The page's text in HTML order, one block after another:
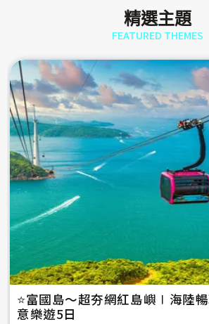
精選主題
FEATURED THEMES
⭐️富國島～超夯網紅島嶼∣海陸
意樂遊5日